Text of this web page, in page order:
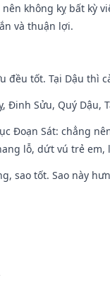
không kỵ bất kỳ
và thuận lợi.
đều tốt. Tại Dậu thì
Đinh Sửu, Quý
Đoạn Sát: chẳng
lỗ, dứt vú trẻ
sao tốt. Sao này